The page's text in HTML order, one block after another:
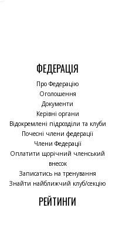
ФЕДЕРАЦІЯ
Про Федерацію
Оголошення
Документи
Керівні органи
Відокремлені підрозділи та клуби
Почесні члени федерації
Члени Федерації
Оплатити щорічний членський
внесок
Записатись на тренування
Знайти найближчий клуб/секцію
РЕЙТИНГИ